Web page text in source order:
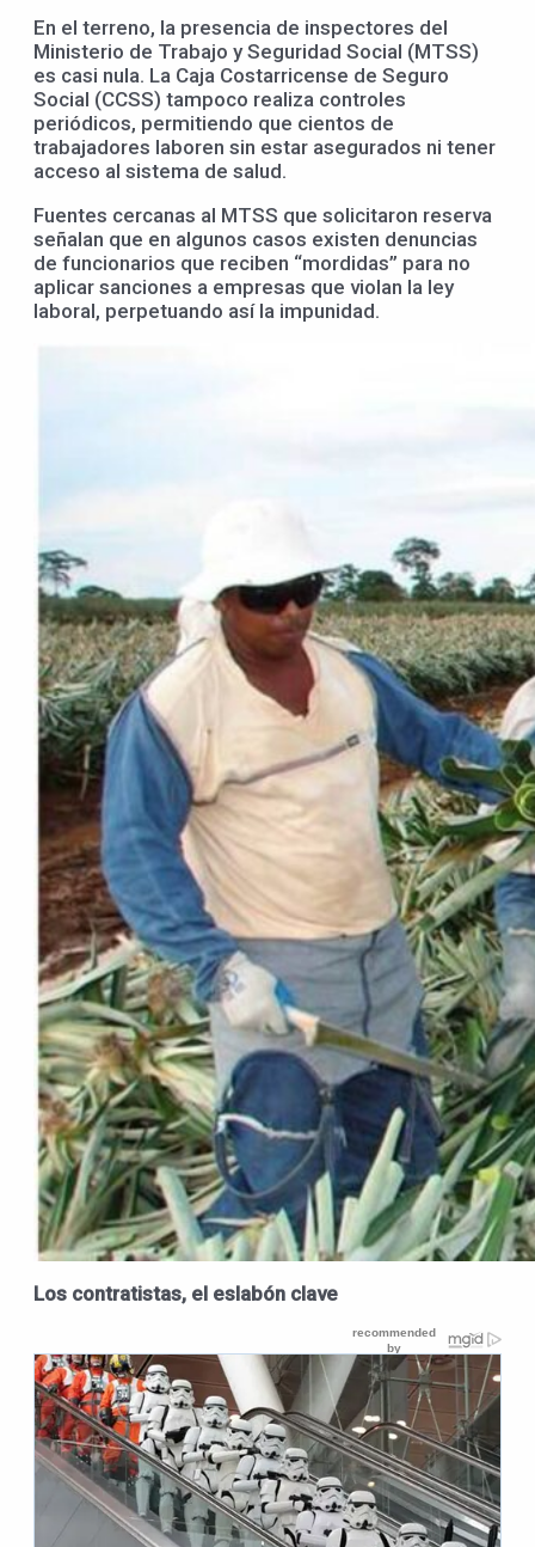
En el terreno, la presencia de inspectores del
Ministerio de Trabajo y Seguridad Social (MTSS)
es casi nula. La Caja Costarricense de Seguro
Social (CCSS) tampoco realiza controles
periódicos, permitiendo que cientos de
trabajadores laboren sin estar asegurados ni tener
acceso al sistema de salud.
Fuentes cercanas al MTSS que solicitaron reserva
señalan que en algunos casos existen denuncias
de funcionarios que reciben “mordidas” para no
aplicar sanciones a empresas que violan la ley
laboral, perpetuando así la impunidad.
Los contratistas, el eslabón clave